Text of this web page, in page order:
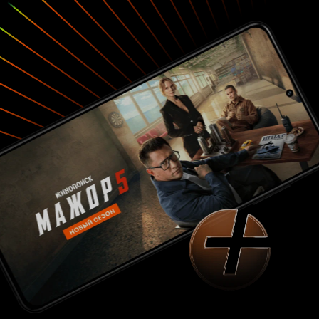
подающей большие надежды.Персонажи
Персонажей много, но как неудивительно
всего за 12 серий большинство из них
раскрыли. Особенно хочу выделить Икки - по
моему мнению это эталон для главных героев
аниме подобного жанра. Он
целеустремленный, покладистый, добрый и,
что очень важно не нытик. К сожалению
слишком часто герои ноют на протяжении
всего тайтла, но наш Икки не такой, не смотря
на все сложности он идет вперед и это
смотрится на одном дыхании. Неплохой юмор,
интересные персонажи, хорошая порция этти
моментов и конечно основная идея тайтла
очень вдохновляет. Это простейшая мысль, но
обычно о подобных вещах задумываешься не
так часто как следовало бы. Идея состоит в
том, что тяжелый труд рано или поздно
окупится. Однозначно советую смотреть
данный сериал. 9 из 10